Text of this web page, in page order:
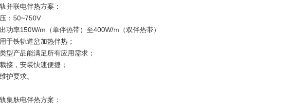
并联电伴热方案：
：50~750V
功率150W/m（单伴热带）至400W/m（双伴热带）
于铁轨道岔加热伴热；
型产品能满足所有应用需求；
接，安装快速便捷；
护要求。
集肤电伴热方案：